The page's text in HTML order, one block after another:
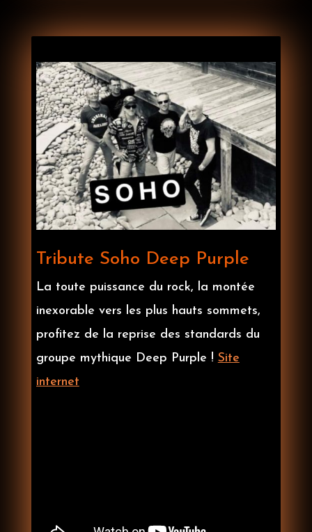
Tribute Soho Deep Purple
La toute puissance du rock, la montée
inexorable vers les plus hauts sommets,
profitez de la reprise des standards du
groupe mythique Deep Purple ! Site
internet